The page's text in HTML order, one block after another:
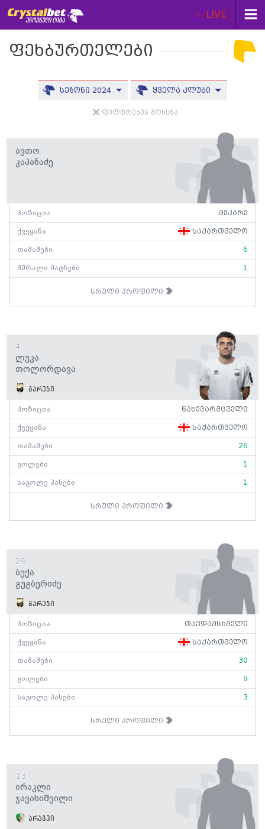
LIVE
ფეხბურთელები
სეზონი 2024 ყველა კლუბი
ფილტრების მოხსნა
Ავთო
Კაპანაძე
პოზიცია მეკარე
ქვეყანა საქართველო
თამაშები 6
მშრალი მატჩები 1
სრული პროფილი
4
Ლუკა
Თოლორდავა
გარეჯი
პოზიცია ნახევარმცველი
ქვეყანა საქართველო
თამაშები 26
გოლები 1
საგოლე პასები 1
სრული პროფილი
29
Ბექა
Გუგბერიძე
გარეჯი
პოზიცია თავდამსხმელი
ქვეყანა საქართველო
თამაშები 30
გოლები 9
საგოლე პასები 3
სრული პროფილი
13
Ირაკლი
Ჯავახიშვილი
არაგვი